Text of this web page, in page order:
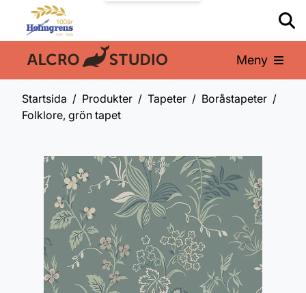
En del av: Meny
Startsida Produkter Tapeter
Boråstapeter
Folklore, grön tapet